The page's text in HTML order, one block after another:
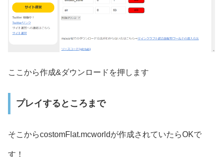
ここから作成&ダウンロードを押します
プレイするところまで
そこからcostomFlat.mcworldが作成されていたらOKで
す！